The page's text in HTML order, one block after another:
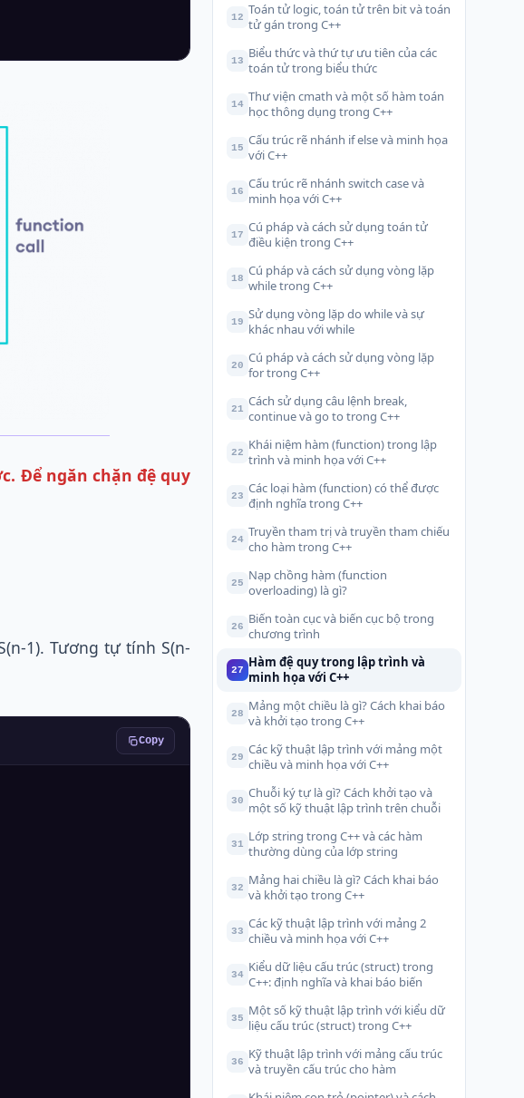
Để ngăn chặn đệ quy
1). Tương tự tính S(n-
Copy
12 Toán tử logic, toán tử trên bit và toán
tử gán trong C++
13 Biểu thức và thứ tự ưu tiên của các
toán tử trong biểu thức
14 Thư viện cmath và một số hàm toán
học thông dụng trong C++
15 Cấu trúc rẽ nhánh if else và minh họa
với C++
16 Cấu trúc rẽ nhánh switch case và
minh họa với C++
17 Cú pháp và cách sử dụng toán tử
điều kiện trong C++
18 Cú pháp và cách sử dụng vòng lặp
while trong C++
19 Sử dụng vòng lặp do while và sự
khác nhau với while
20 Cú pháp và cách sử dụng vòng lặp
for trong C++
21 Cách sử dụng câu lệnh break,
continue và go to trong C++
22 Khái niệm hàm (function) trong lập
trình và minh họa với C++
23 Các loại hàm (function) có thể được
định nghĩa trong C++
24 Truyền tham trị và truyền tham chiếu
cho hàm trong C++
25 Nạp chồng hàm (function
overloading) là gì?
26 Biến toàn cục và biến cục bộ trong
chương trình
27 Hàm đệ quy trong lập trình và
minh họa với C++
28 Mảng một chiều là gì? Cách khai báo
và khởi tạo trong C++
29 Các kỹ thuật lập trình với mảng một
chiều và minh họa với C++
30 Chuỗi ký tự là gì? Cách khởi tạo và
một số kỹ thuật lập trình trên chuỗi
31 Lớp string trong C++ và các hàm
thường dùng của lớp string
32 Mảng hai chiều là gì? Cách khai báo
và khởi tạo trong C++
33 Các kỹ thuật lập trình với mảng 2
chiều và minh họa với C++
34 Kiểu dữ liệu cấu trúc (struct) trong
C++: định nghĩa và khai báo biến
35 Một số kỹ thuật lập trình với kiểu dữ
liệu cấu trúc (struct) trong C++
36 Kỹ thuật lập trình với mảng cấu trúc
và truyền cấu trúc cho hàm